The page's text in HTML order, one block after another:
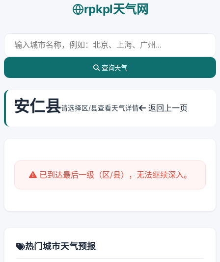
rpkpl天气网
查询天气
安仁县请选择区/县查看天气详情 返回上一页
已到达最后一级（区/县），无法继续深入。
热门城市天气预报